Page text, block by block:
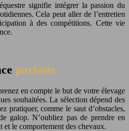
signifie intégrer la passion du
Cela peut aller de l’entretien
à des compétitions. Cette vie
parfaite
en compte le but de votre élevage
souhaitées. La sélection dépend des
pratiquer, comme le saut d’obstacles,
galop. N’oubliez pas de prendre en
et le comportement des chevaux.